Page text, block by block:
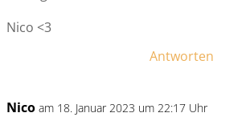
Nico <3
Antworten
Nico am 18. Januar 2023 um 22:17 Uhr